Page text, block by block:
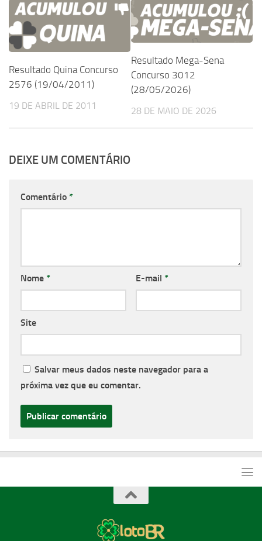
Resultado Quina Concurso
2576 (19/04/2011)
19 DE ABRIL DE 2011
Resultado Mega-Sena
Concurso 3012
(28/05/2026)
28 DE MAIO DE 2026
DEIXE UM COMENTÁRIO
Comentário *
Nome * E-mail *
Site
Salvar meus dados neste navegador para a
próxima vez que eu comentar.